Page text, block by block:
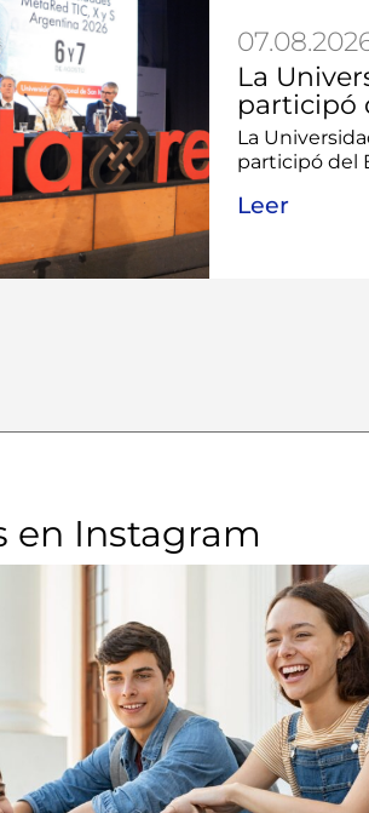
La
participó
La
participó del
Leer
en Instagram